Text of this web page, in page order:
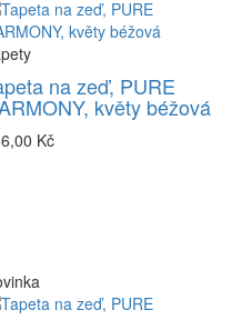
na zeď, PURE
květy béžová
Kč